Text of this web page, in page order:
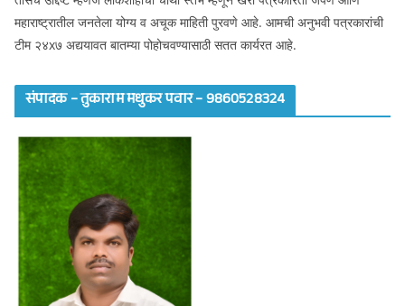
महाराष्ट्रातील जनतेला योग्य व अचूक माहिती पुरवणे आहे. आमची अनुभवी पत्रकारांची
टीम २४x७ अद्ययावत बातम्या पोहोचवण्यासाठी सतत कार्यरत आहे.
संपादक – तुकाराम मधुकर पवार – 9860528324